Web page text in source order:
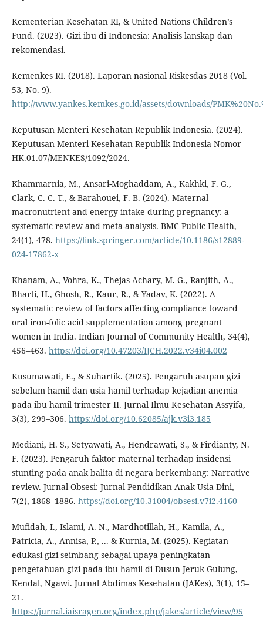
Kementerian Kesehatan RI, & United Nations Children’s
Fund. (2023). Gizi ibu di Indonesia: Analisis lanskap dan
rekomendasi.
Kemenkes RI. (2018). Laporan nasional Riskesdas 2018 (Vol.
53, No. 9).
http://www.yankes.kemkes.go.id/assets/downloads/
Keputusan Menteri Kesehatan Republik Indonesia. (2024).
Keputusan Menteri Kesehatan Republik Indonesia Nomor
HK.01.07/MENKES/1092/2024.
Khammarnia, M., Ansari-Moghaddam, A., Kakhki, F. G.,
Clark, C. C. T., & Barahouei, F. B. (2024). Maternal
macronutrient and energy intake during pregnancy: a
systematic review and meta-analysis. BMC Public Health,
24(1), 478. https://link.springer.com/article/10.1186/s12889-
024-17862-x
Khanam, A., Vohra, K., Thejas Achary, M. G., Ranjith, A.,
Bharti, H., Ghosh, R., Kaur, R., & Yadav, K. (2022). A
systematic review of factors affecting compliance toward
oral iron-folic acid supplementation among pregnant
women in India. Indian Journal of Community Health, 34(4),
456–463. https://doi.org/10.47203/IJCH.2022.v34i04.002
Kusumawati, E., & Suhartik. (2025). Pengaruh asupan gizi
sebelum hamil dan usia hamil terhadap kejadian anemia
pada ibu hamil trimester II. Jurnal Ilmu Kesehatan Assyifa,
3(3), 299–306. https://doi.org/10.62085/ajk.v3i3.185
Mediani, H. S., Setyawati, A., Hendrawati, S., & Firdianty, N.
F. (2023). Pengaruh faktor maternal terhadap insidensi
stunting pada anak balita di negara berkembang: Narrative
review. Jurnal Obsesi: Jurnal Pendidikan Anak Usia Dini,
7(2), 1868–1886. https://doi.org/10.31004/obsesi.v7i2.4160
Mufidah, I., Islami, A. N., Mardhotillah, H., Kamila, A.,
Patricia, A., Annisa, P., ... & Kurnia, M. (2025). Kegiatan
edukasi gizi seimbang sebagai upaya peningkatan
pengetahuan gizi pada ibu hamil di Dusun Jeruk Gulung,
Kendal, Ngawi. Jurnal Abdimas Kesehatan (JAKes), 3(1), 15–
21.
https://jurnal.iaisragen.org/index.php/jakes/article/view/95